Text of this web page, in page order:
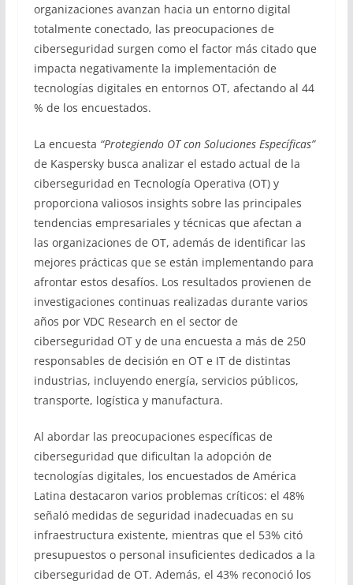
organizaciones avanzan hacia un entorno digital
totalmente conectado, las preocupaciones de
ciberseguridad surgen como el factor más citado que
impacta negativamente la implementación de
tecnologías digitales en entornos OT, afectando al 44
% de los encuestados.
La encuesta “Protegiendo OT con Soluciones Específicas”
de Kaspersky busca analizar el estado actual de la
ciberseguridad en Tecnología Operativa (OT) y
proporciona valiosos insights sobre las principales
tendencias empresariales y técnicas que afectan a
las organizaciones de OT, además de identificar las
mejores prácticas que se están implementando para
afrontar estos desafíos. Los resultados provienen de
investigaciones continuas realizadas durante varios
años por VDC Research en el sector de
ciberseguridad OT y de una encuesta a más de 250
responsables de decisión en OT e IT de distintas
industrias, incluyendo energía, servicios públicos,
transporte, logística y manufactura.
Al abordar las preocupaciones específicas de
ciberseguridad que dificultan la adopción de
tecnologías digitales, los encuestados de América
Latina destacaron varios problemas críticos: el 48%
señaló medidas de seguridad inadecuadas en su
infraestructura existente, mientras que el 53% citó
presupuestos o personal insuficientes dedicados a la
ciberseguridad de OT. Además, el 43% reconoció los